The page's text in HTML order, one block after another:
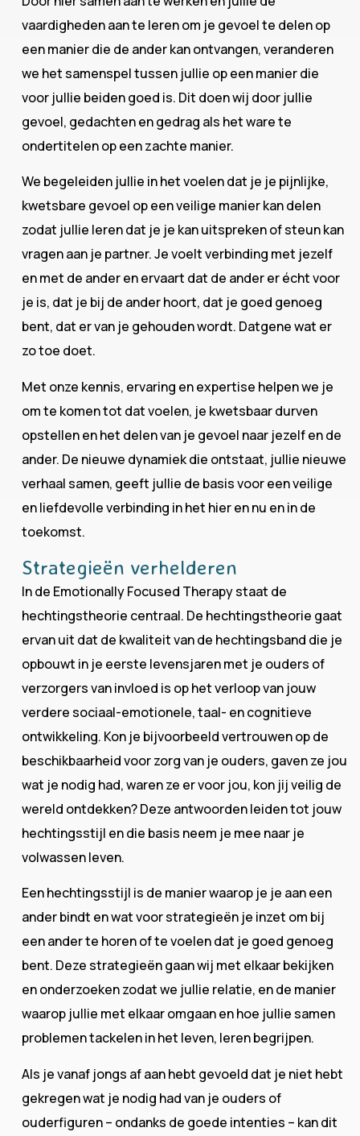
vaardigheden aan te leren om je gevoel te delen op
een manier die de ander kan ontvangen, veranderen
we het samenspel tussen jullie op een manier die
voor jullie beiden goed is. Dit doen wij door jullie
gevoel, gedachten en gedrag als het ware te
ondertitelen op een zachte manier.
We begeleiden jullie in het voelen dat je je pijnlijke,
kwetsbare gevoel op een veilige manier kan delen
zodat jullie leren dat je je kan uitspreken of steun kan
vragen aan je partner. Je voelt verbinding met jezelf
en met de ander en ervaart dat de ander er écht voor
je is, dat je bij de ander hoort, dat je goed genoeg
bent, dat er van je gehouden wordt. Datgene wat er
zo toe doet.
Met onze kennis, ervaring en expertise helpen we je
om te komen tot dat voelen, je kwetsbaar durven
opstellen en het delen van je gevoel naar jezelf en de
ander. De nieuwe dynamiek die ontstaat, jullie nieuwe
verhaal samen, geeft jullie de basis voor een veilige
en liefdevolle verbinding in het hier en nu en in de
toekomst.
Strategieën verhelderen
In de Emotionally Focused Therapy staat de
hechtingstheorie centraal. De hechtingstheorie gaat
ervan uit dat de kwaliteit van de hechtingsband die je
opbouwt in je eerste levensjaren met je ouders of
verzorgers van invloed is op het verloop van jouw
verdere sociaal-emotionele, taal- en cognitieve
ontwikkeling. Kon je bijvoorbeeld vertrouwen op de
beschikbaarheid voor zorg van je ouders, gaven ze jou
wat je nodig had, waren ze er voor jou, kon jij veilig de
wereld ontdekken? Deze antwoorden leiden tot jouw
hechtingsstijl en die basis neem je mee naar je
volwassen leven.
Een hechtingsstijl is de manier waarop je je aan een
ander bindt en wat voor strategieën je inzet om bij
een ander te horen of te voelen dat je goed genoeg
bent. Deze strategieën gaan wij met elkaar bekijken
en onderzoeken zodat we jullie relatie, en de manier
waarop jullie met elkaar omgaan en hoe jullie samen
problemen tackelen in het leven, leren begrijpen.
Als je vanaf jongs af aan hebt gevoeld dat je niet hebt
gekregen wat je nodig had van je ouders of
ouderfiguren – ondanks de goede intenties – kan dit